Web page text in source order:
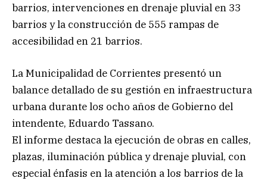
barrios, intervenciones en drenaje pluvial en 33
barrios y la construcción de 555 rampas de
accesibilidad en 21 barrios.
La Municipalidad de Corrientes presentó un
balance detallado de su gestión en infraestructura
urbana durante los ocho años de Gobierno del
intendente, Eduardo Tassano.
El informe destaca la ejecución de obras en calles,
plazas, iluminación pública y drenaje pluvial, con
especial énfasis en la atención a los barrios de la